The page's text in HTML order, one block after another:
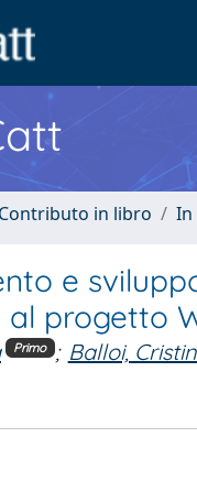
in libro In
e
progetto
Primo ; Balloi,